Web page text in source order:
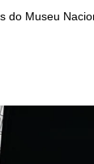
do Museu